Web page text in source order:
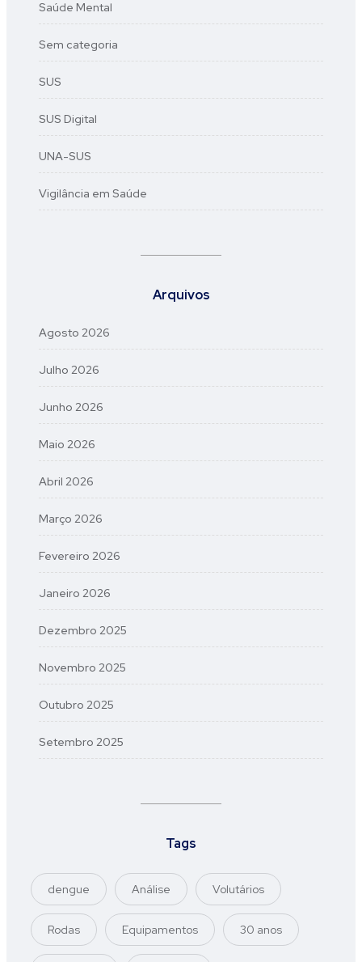
Saúde Mental
Sem categoria
SUS
SUS Digital
UNA-SUS
Vigilância em Saúde
Arquivos
Agosto 2026
Julho 2026
Junho 2026
Maio 2026
Abril 2026
Março 2026
Fevereiro 2026
Janeiro 2026
Dezembro 2025
Novembro 2025
Outubro 2025
Setembro 2025
Tags
dengue Análise Volutários
Rodas Equipamentos 30 anos